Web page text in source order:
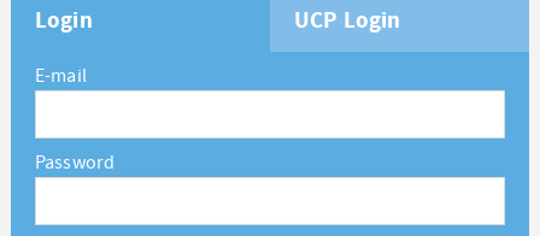
Login UCP Login
E-mail
Password